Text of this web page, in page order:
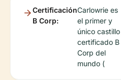
Certificación
B Corp:
Carlowrie es
el primer y
único castillo
certificado B
Corp del
mundo (